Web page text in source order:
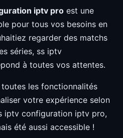
iptv pro est une
pour tous vos besoins en
regarder des matchs
séries, ss iptv
à toutes vos attentes.
toutes les fonctionnalités
votre expérience selon
iptv configuration iptv pro,
été aussi accessible !